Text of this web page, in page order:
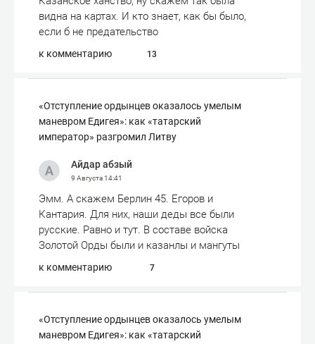
видна на картах. И кто знает, как бы было,
если б не предательство
к комментарию 13
«Отступле­ние ордынцев оказалось умелым
маневром Едигея»: как «татарский
император» разгромил Литву
Айдар абзый
9 Августа14:41
Эмм. А скажем Берлин 45. Егоров и
Кантария. Для них, наши деды все были
русские. Равно и тут. В составе войска
Золотой Орды были и казанлы и мангуты
к комментарию 7
«Отступле­ние ордынцев оказалось умелым
маневром Едигея»: как «татарский